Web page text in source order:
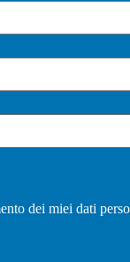
dei miei dati